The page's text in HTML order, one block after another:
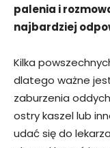
palenia i
najbardziej
Kilka
dlatego ważne
zaburzenia
ostry kaszel lub
udać się do